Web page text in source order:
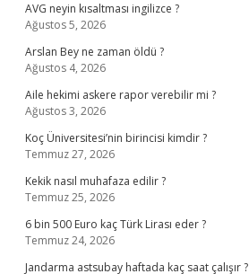
AVG neyin kısaltması ingilizce ?
Ağustos 5, 2026
Arslan Bey ne zaman öldü ?
Ağustos 4, 2026
Aile hekimi askere rapor verebilir mi ?
Ağustos 3, 2026
Koç Üniversitesi’nin birincisi kimdir ?
Temmuz 27, 2026
Kekik nasıl muhafaza edilir ?
Temmuz 25, 2026
6 bin 500 Euro kaç Türk Lirası eder ?
Temmuz 24, 2026
Jandarma astsubay haftada kaç saat çalışır ?